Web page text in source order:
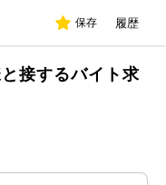
保存 履歴
接するバイト求